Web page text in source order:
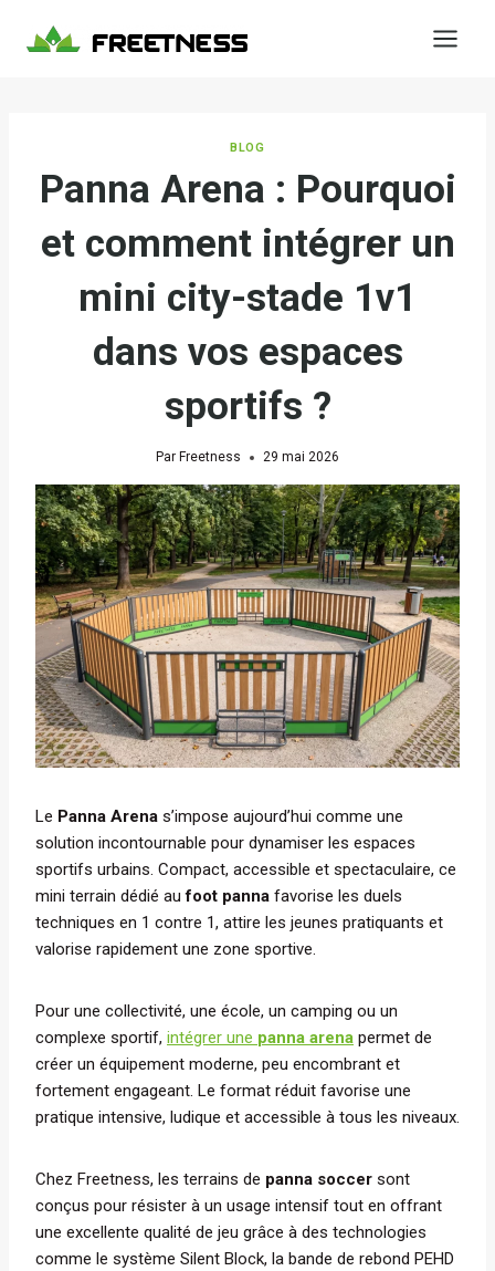
BLOG
Panna Arena : Pourquoi
et comment intégrer un
mini city-stade 1v1
dans vos espaces
sportifs ?
Par Freetness 29 mai 2026
Le Panna Arena s’impose aujourd’hui comme une
solution incontournable pour dynamiser les espaces
sportifs urbains. Compact, accessible et spectaculaire, ce
mini terrain dédié aufoot panna favorise les duels
techniques en 1 contre 1, attire les jeunes pratiquants et
valorise rapidement une zone sportive.
Pour une collectivité, une école, un camping ou un
complexe sportif, intégrer une panna arena permet de
créer un équipement moderne, peu encombrant et
fortement engageant. Le format réduit favorise une
pratique intensive, ludique et accessible à tous les niveaux.
Chez Freetness, les terrains de panna soccer sont
conçus pour résister à un usage intensif tout en offrant
une excellente qualité de jeu grâce à des technologies
comme le système Silent Block, la bande de rebond PEHD